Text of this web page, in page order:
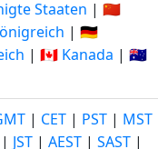
Staaten | 🇨🇳
| 🇩🇪
| 🇨🇦 Kanada | 🇦🇺
| CET | PST | MST
| JST | AEST | SAST |